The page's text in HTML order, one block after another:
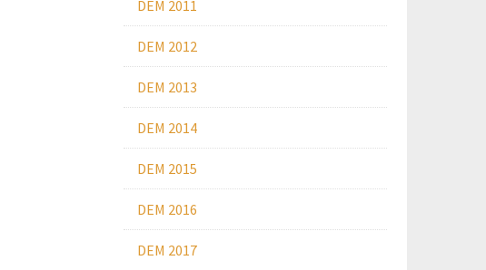
DEM 2011
DEM 2012
DEM 2013
DEM 2014
DEM 2015
DEM 2016
DEM 2017